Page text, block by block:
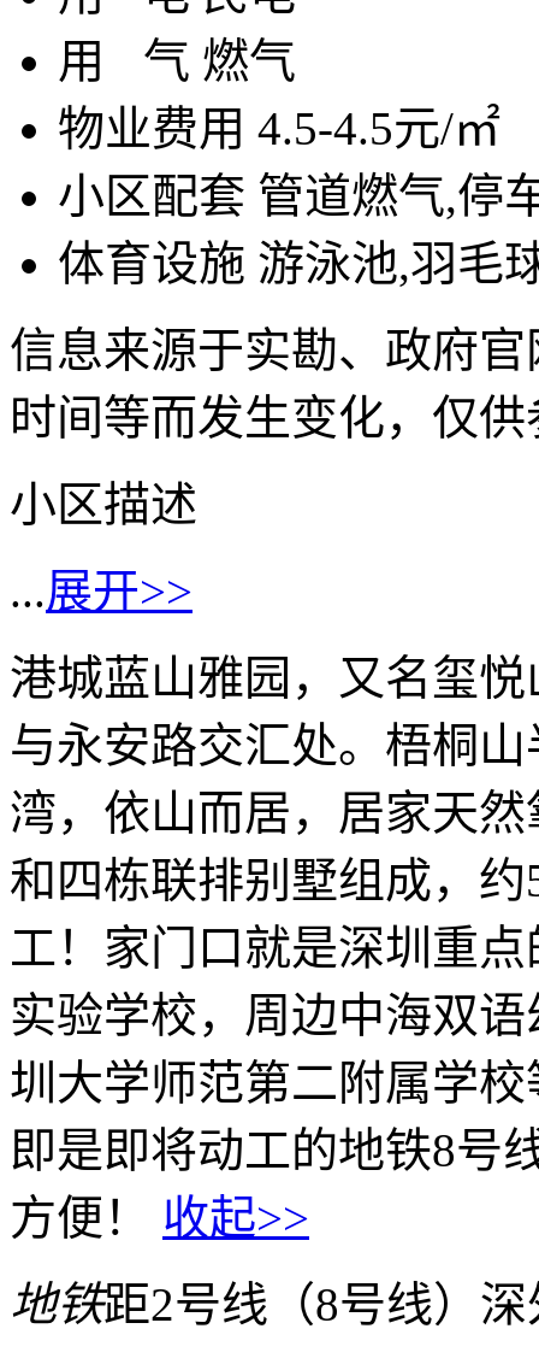
用 气 燃气
物业费用 4.5-4.5元/㎡
小区配套 管道燃气,停
体育设施 游泳池,羽毛
信息来源于实勘、政府
时间等而发生变化，仅
小区描述
...展开>>
港城蓝山雅园，又名玺
与永安路交汇处。梧桐
湾，依山而居，居家天
和四栋联排别墅组成，
工！家门口就是深圳重
实验学校，周边中海双
圳大学师范第二附属学
即是即将动工的地铁8号
方便！ 收起>>
地铁距2号线（8号线）